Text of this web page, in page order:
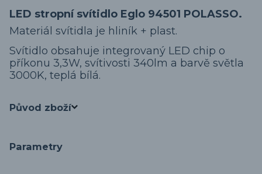
LED stropní svítidlo Eglo 94501 POLASSO.
Materiál svítidla je hliník + plast.
Svítidlo obsahuje integrovaný LED chip o
příkonu 3,3W, svítivosti 340lm a barvě světla
3000K, teplá bílá.
Původ zboží
Parametry